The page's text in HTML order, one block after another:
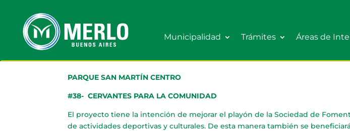
Municipalidad Trámites Áreas de
PARQUE SAN MARTÍN CENTRO
#38- CERVANTES PARA LA COMUNIDAD
El proyecto tiene la intención de mejorar el playón de la Sociedad de
de actividades deportivas y culturales. De esta manera también se